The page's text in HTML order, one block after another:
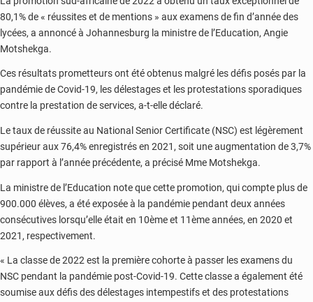
80,1% de « réussites et de mentions » aux examens de fin d’année des
lycées, a annoncé à Johannesburg la ministre de l’Education, Angie
Motshekga.
Ces résultats prometteurs ont été obtenus malgré les défis posés par la
pandémie de Covid-19, les délestages et les protestations sporadiques
contre la prestation de services, a-t-elle déclaré.
Le taux de réussite au National Senior Certificate (NSC) est légèrement
supérieur aux 76,4% enregistrés en 2021, soit une augmentation de 3,7%
par rapport à l’année précédente, a précisé Mme Motshekga.
La ministre de l’Education note que cette promotion, qui compte plus de
900.000 élèves, a été exposée à la pandémie pendant deux années
consécutives lorsqu’elle était en 10ème et 11ème années, en 2020 et
2021, respectivement.
« La classe de 2022 est la première cohorte à passer les examens du
NSC pendant la pandémie post-Covid-19. Cette classe a également été
soumise aux défis des délestages intempestifs et des protestations